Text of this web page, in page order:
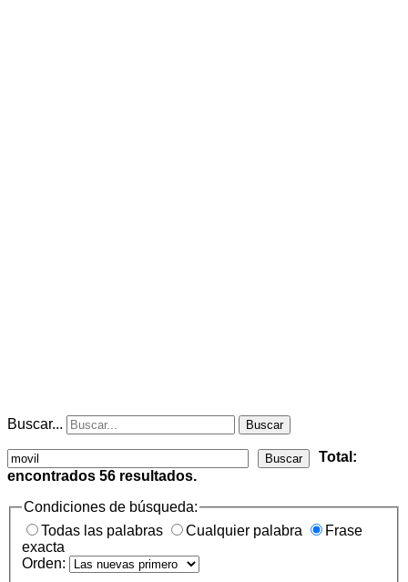
Buscar... Buscar
Buscar
Total:
encontrados 56 resultados.
Condiciones de búsqueda:
Todas las palabras
Cualquier palabra
Frase
exacta
Orden: